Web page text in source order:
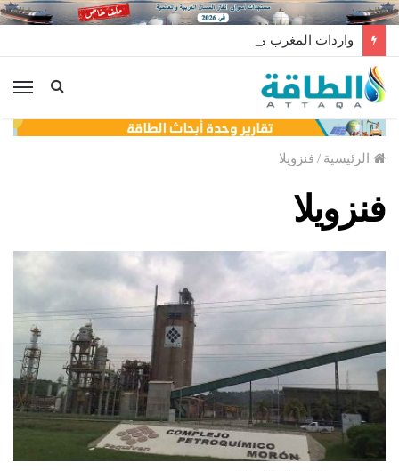
واردات المغرب من الغاز ترتفع 15% في شهر يوليو
الرئيسية / فنزويلا
فنزويلا